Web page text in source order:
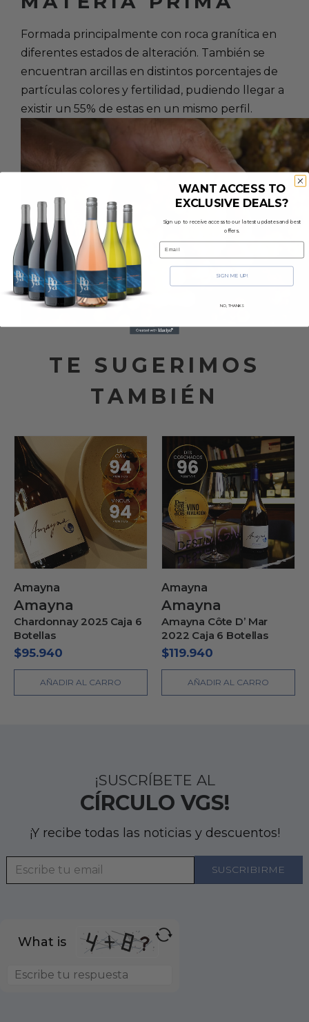
Formada principalmente con roca granítica en
diferentes estados de alteración. También se
encuentran arcillas en distintos porcentajes de
partículas colores y fertilidad, pudiendo llegar a
existir un 55% de estas en un mismo perfil.
TE SUGERIMOS
TAMBIÉN
Amayna
Amayna
Chardonnay 2025 Caja 6
Botellas
$95.940
AÑADIR AL CARRO
Amayna
Amayna
Amayna Côte D’ Mar
2022 Caja 6 Botellas
$119.940
AÑADIR AL CARRO
¡SUSCRÍBETE AL
CÍRCULO VGS!
¡Y recibe todas las noticias y descuentos!
What is
WANT ACCESS TO
EXCLUSIVE DEALS?
Sign up to receive access to our latest updates and best
offers.
Email
SIGN ME UP!
NO, THANKS